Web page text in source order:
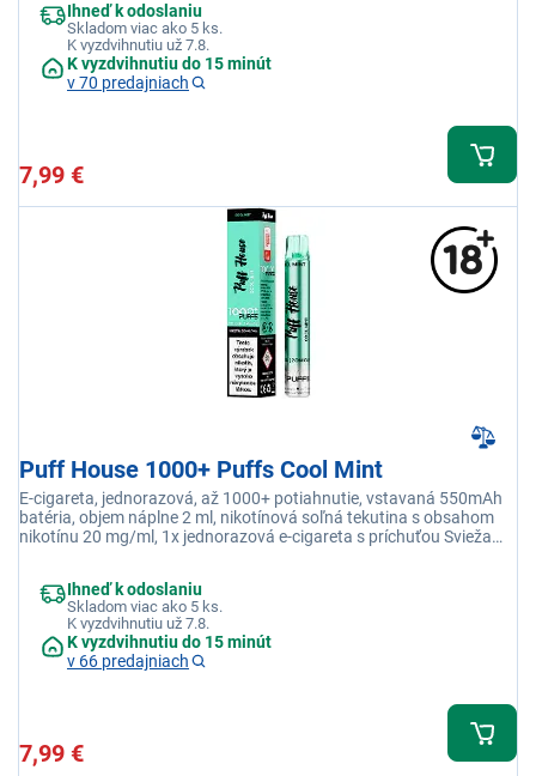
Ihneď k odoslaniu
Skladom viac ako 5 ks.
K vyzdvihnutiu už 7.8.
K vyzdvihnutiu do 15 minút
v 70 predajniach
7,99 €
Puff House 1000+ Puffs Cool Mint
E-cigareta, jednorazová, až 1000+ potiahnutie, vstavaná 550mAh
batéria, objem náplne 2 ml, nikotínová soľná tekutina s obsahom
nikotínu 20 mg/ml, 1x jednorazová e-cigareta s príchuťou Svieža
Ihneď k odoslaniu
Skladom viac ako 5 ks.
K vyzdvihnutiu už 7.8.
K vyzdvihnutiu do 15 minút
v 66 predajniach
7,99 €